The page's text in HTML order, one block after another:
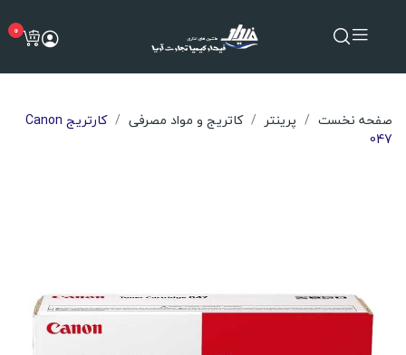
0
صفحه نخست پرینتر کاتریج و مواد مصرفی
کارتریج Canon
047